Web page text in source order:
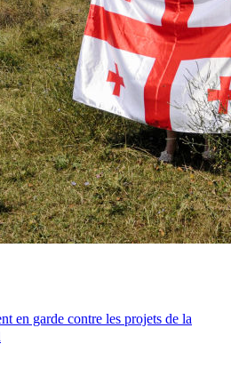
en garde contre les projets de la